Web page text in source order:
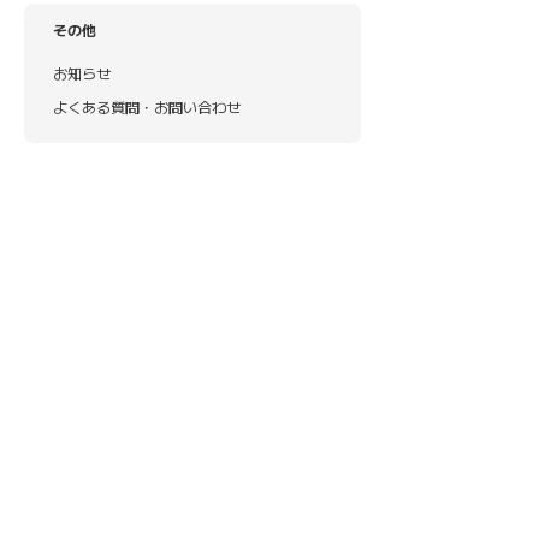
その他
お知らせ
よくある質問・お問い合わせ